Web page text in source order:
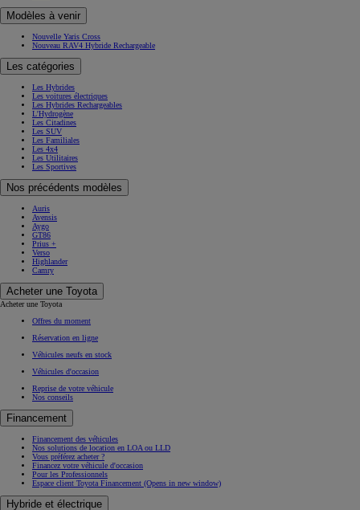
Modèles à venir
Nouvelle Yaris Cross
Nouveau RAV4 Hybride Rechargeable
Les catégories
Les Hybrides
Les voitures électriques
Les Hybrides Rechargeables
L'Hydrogène
Les Citadines
Les SUV
Les Familiales
Les 4x4
Les Utilitaires
Les Sportives
Nos précédents modèles
Auris
Avensis
Aygo
GT86
Prius +
Verso
Highlander
Camry
Acheter une Toyota
Acheter une Toyota
Offres du moment
Réservation en ligne
Véhicules neufs en stock
Véhicules d'occasion
Reprise de votre véhicule
Nos conseils
Financement
Financement des véhicules
Nos solutions de location en LOA ou LLD
Vous préférez acheter ?
Financez votre véhicule d'occasion
Pour les Professionnels
Espace client Toyota Financement (Opens in new window)
Hybride et électrique